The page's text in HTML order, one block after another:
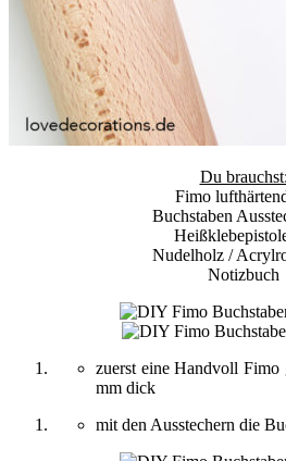
Du brauchst:
Fimo
Buchstaben
Nudelholz /
Notizbuch
zuerst eine Handvoll Fimo
mm dick
mit den Ausstechern die